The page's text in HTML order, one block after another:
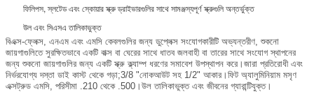
ফিলিপস, স্লটেড এবং স্কোয়ার স্ক্রু ড্রাইভারগুলির সাথে সামঞ্জস্যপূর্ণ স্ক্রুগুলি অন্তর্ভুক্ত
উল এবং সিএসএ তালিকাভুক্ত
বিএক্স-ফ্লেক্স, এনএম এবং এমসি কেবলগুলির জন্য ডুপ্লেক্স সংযোগকারীটি অভ্যন্তরীণ, শুকনো
জায়গাগুলিতে সুরক্ষিতভাবে একটি বাক্স বা ঘেরের সাথে ধাতব জলবাহী বা তারের সাথে সংযোগ স্থাপনের
জন্য শুকনো জায়গাগুলির জন্য একটি স্ক্রু ক্ল্যাম্প ধরণের সমাবেশ উপস্থাপন করে।জারা প্রতিরোধী এবং
নির্ভরযোগ্য দস্তা ডাই কাস্ট থেকে গড়া;3/8 "নোকআউট সহ 1/2" আকার।ফিট অ্যালুমিনিয়াম মসৃণ
এক্সট্রুড এমসি, পরিসীমা .210 থেকে .500।উল তালিকাভুক্ত এবং জীবনের গ্যারান্টিযুক্ত।